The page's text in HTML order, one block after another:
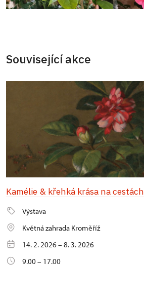
Související akce
Kamélie & křehká krása na cestách
Výstava
Květná zahrada Kroměříž
14. 2. 2026 – 8. 3. 2026
9.00 – 17.00